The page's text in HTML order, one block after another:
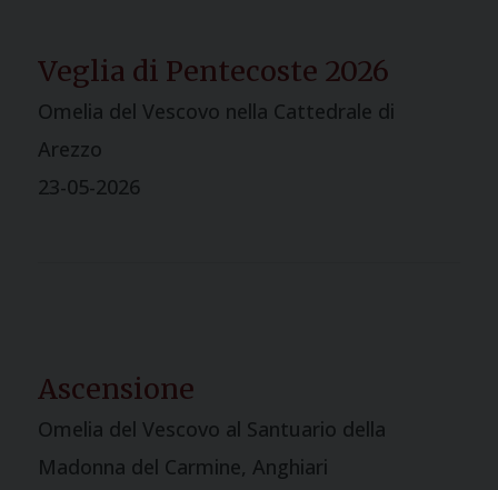
Veglia di Pentecoste 2026
Omelia del Vescovo nella Cattedrale di
Arezzo
23-05-2026
Ascensione
Omelia del Vescovo al Santuario della
Madonna del Carmine, Anghiari